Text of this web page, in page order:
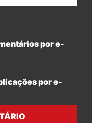
por e-
por e-